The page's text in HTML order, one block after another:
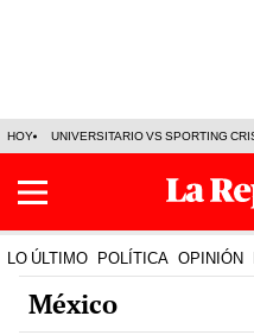
HOY UNIVERSITARIO VS SPORTING
LO ÚLTIMO POLÍTICA OPINIÓN
México